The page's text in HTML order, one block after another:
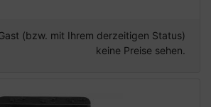
(bzw. mit Ihrem derzeitigen Status)
keine Preise sehen.